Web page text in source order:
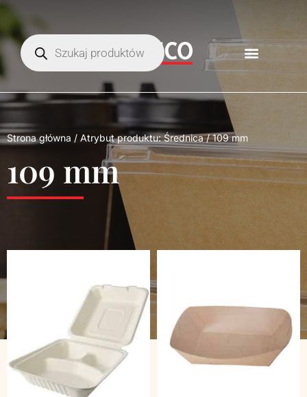
Strona główna / Atrybut produktu: Średnica / 109 mm
109 mm